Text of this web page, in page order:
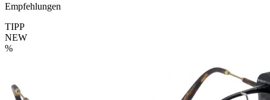
Empfehlungen
TIPP
NEW
%